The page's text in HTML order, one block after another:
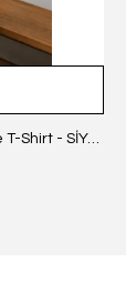
Kadın Suprem Likralı Oversize T-Shirt - SİYAH